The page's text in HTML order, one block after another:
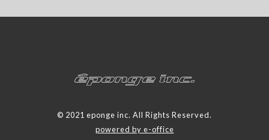
© 2021 eponge inc. All Rights Reserved.
powered by e-office